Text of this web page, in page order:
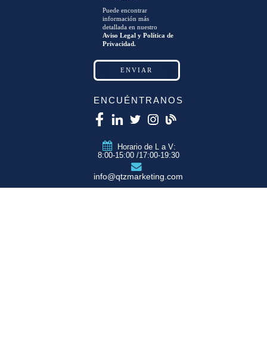
Puede encontrar
información más
detallada en nuestro
Aviso Legal y Política de
Privacidad.
ENCUÉNTRANOS
Horario de L a V:
8:00-15:00 /17:00-19:30
info@qtzmarketing.com